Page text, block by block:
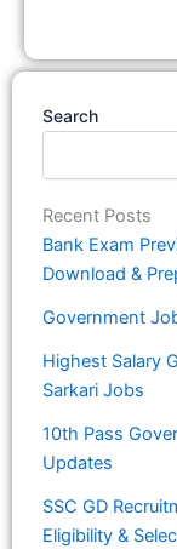
Search
Recent Posts
Bank Exam
Download &
Government
Highest Salary
Sarkari Jobs
10th Pass
Updates
SSC GD
Eligibility &